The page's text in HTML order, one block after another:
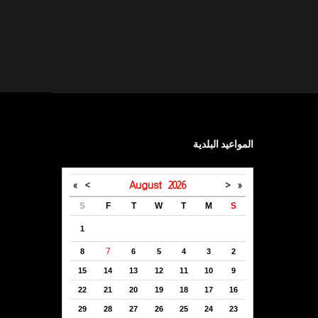
المواعيد البلدية
«
<
August 2026
>
»
S
M
T
W
T
F
S
1
2
3
4
5
6
7
8
9
10
11
12
13
14
15
16
17
18
19
20
21
22
23
24
25
26
27
28
29